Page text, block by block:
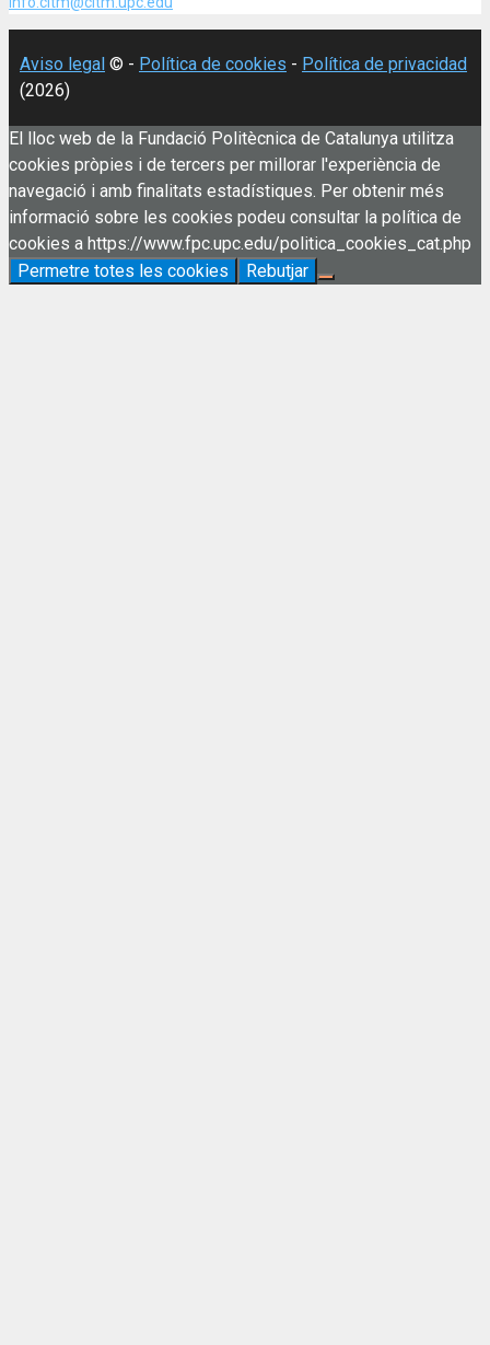
Aviso legal © - Política de cookies - Política de privacidad
(2026)
El lloc web de la Fundació Politècnica de Catalunya utilitza
cookies pròpies i de tercers per millorar l'experiència de
navegació i amb finalitats estadístiques. Per obtenir més
informació sobre les cookies podeu consultar la política de
cookies a https://www.fpc.upc.edu/politica_cookies_cat.php
Permetre totes les cookies
Rebutjar